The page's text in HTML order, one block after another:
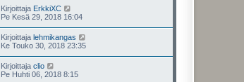
Kirjoittaja ErkkiXC
Pe Kesä 29, 2018 16:04
Kirjoittaja lehmikangas
Ke Touko 30, 2018 23:35
Kirjoittaja clio
Pe Huhti 06, 2018 8:15